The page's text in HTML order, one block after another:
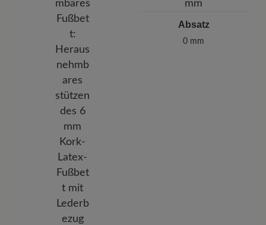
Absatz
0 mm